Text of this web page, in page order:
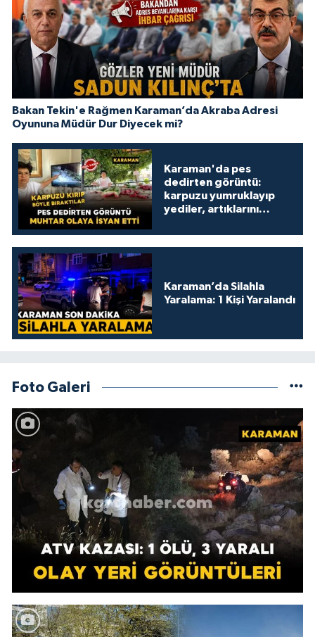
Bakan Tekin'e Rağmen Karaman’da Akraba Adresi
Oyununa Müdür Dur Diyecek mi?
Karaman'da pes
dedirten görüntü:
karpuzu yumruklayıp
yediler, artıklarını
Karaman’da Silahla
Yaralama: 1 Kişi Yaralandı
Foto Galeri